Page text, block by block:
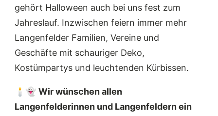
gehört Halloween auch bei uns fest zum
Jahreslauf. Inzwischen feiern immer mehr
Langenfelder Familien, Vereine und
Geschäfte mit schauriger Deko,
Kostümpartys und leuchtenden Kürbissen.
🕯️👻 Wir wünschen allen
Langenfelderinnen und Langenfeldern ein